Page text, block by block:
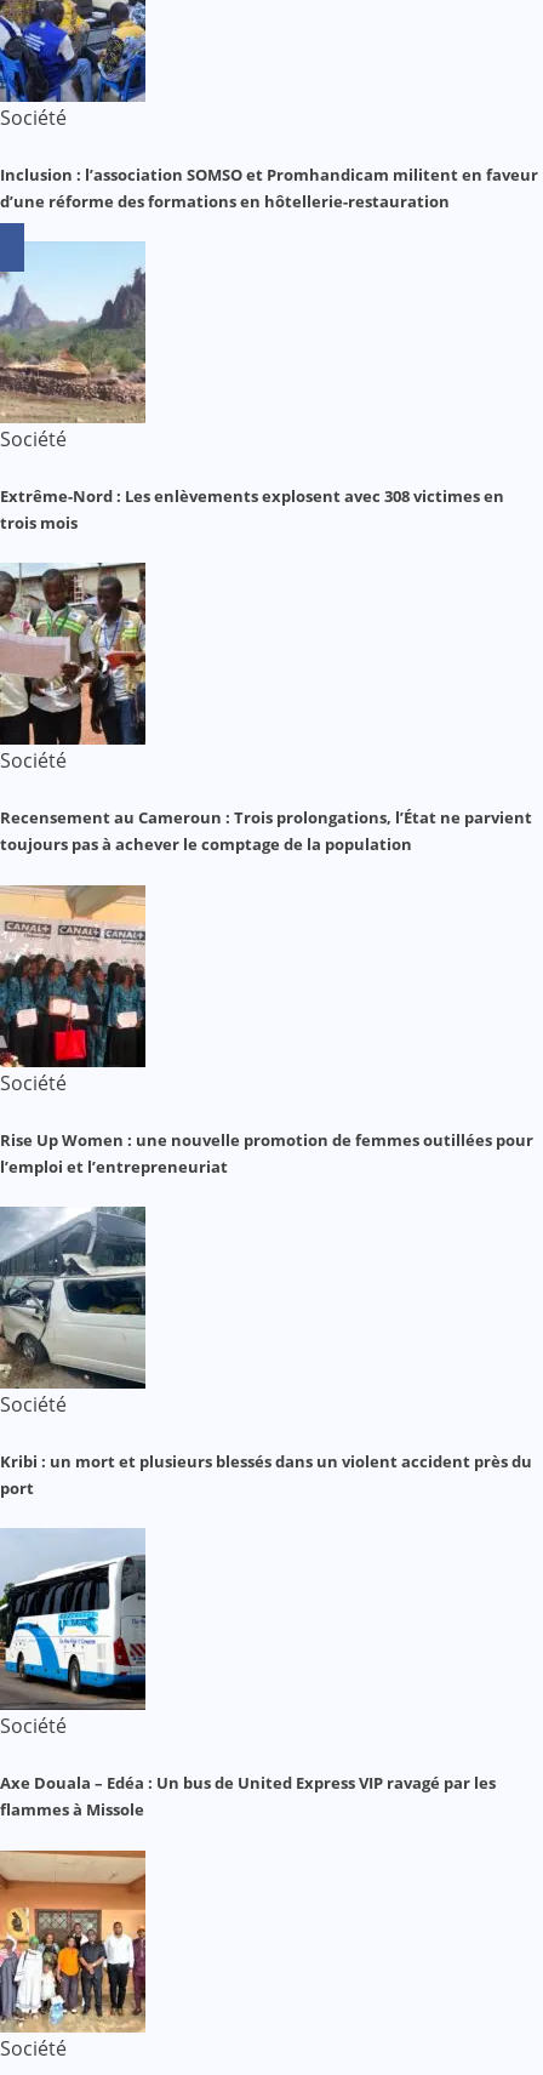
Société
Inclusion : l’association SOMSO et Promhandicam militent en faveur
d’une réforme des formations en hôtellerie-restauration
Société
Extrême-Nord : Les enlèvements explosent avec 308 victimes en
trois mois
Société
Recensement au Cameroun : Trois prolongations, l’État ne parvient
toujours pas à achever le comptage de la population
Société
Rise Up Women : une nouvelle promotion de femmes outillées pour
l’emploi et l’entrepreneuriat
Société
Kribi : un mort et plusieurs blessés dans un violent accident près du
port
Société
Axe Douala – Edéa : Un bus de United Express VIP ravagé par les
flammes à Missole
Société